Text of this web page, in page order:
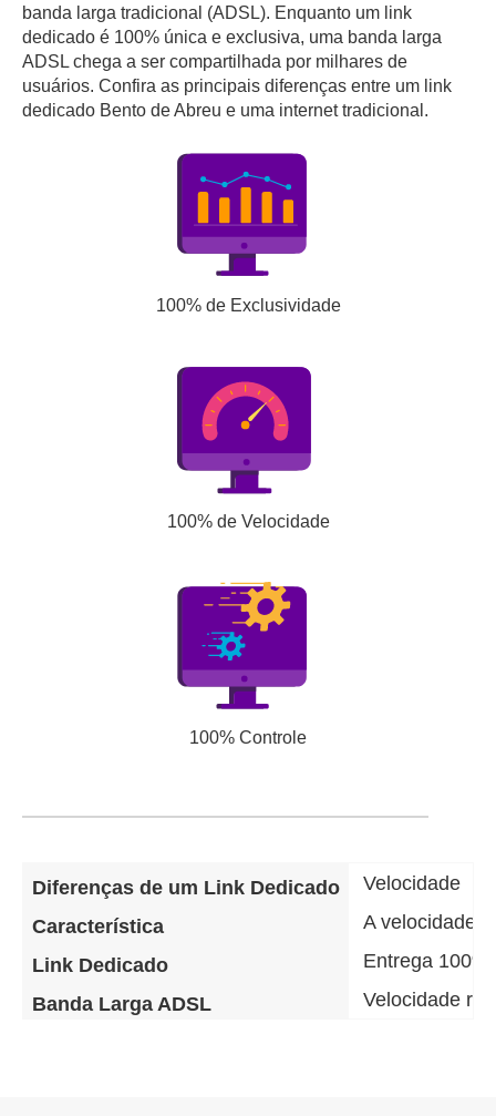
banda larga tradicional (ADSL). Enquanto um link
dedicado é 100% única e exclusiva, uma banda larga
ADSL chega a ser compartilhada por milhares de
usuários. Confira as principais diferenças entre um link
dedicado Bento de Abreu e uma internet tradicional.
100% de Exclusividade
100% de Velocidade
100% Controle
Diferenças de um Link Dedicado
Característica
Link Dedicado
Banda Larga ADSL
Velocidade
A velocidade
Entrega
Velocidade